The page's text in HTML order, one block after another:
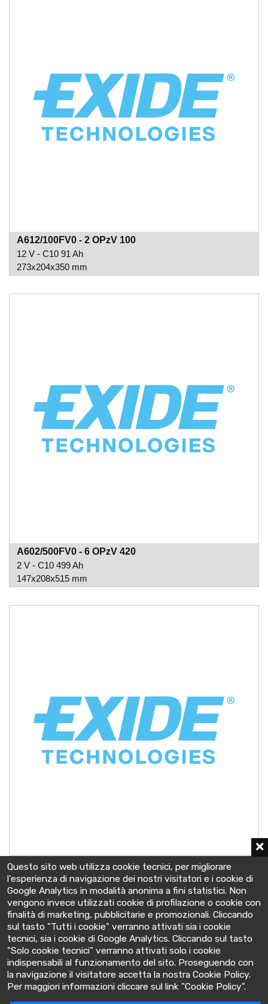
A612/100FV0 - 2 OPzV 100
12 V - C10 91 Ah
273x204x350 mm
A602/500FV0 - 6 OPzV 420
2 V - C10 499 Ah
147x208x515 mm
A602/1010FV0 - 8 OPzV 800
2 V - C10 998 Ah
212x193x690 mm
BatteryClinic
Questo sito web utilizza cookie tecnici, per migliorare
l'esperienza di navigazione dei nostri visitatori e i cookie di
Google Analytics in modalità anonima a fini statistici. Non
vengono invece utilizzati cookie di profilazione o cookie con
finalità di marketing, pubblicitarie e promozionali. Cliccando
sul tasto "Tutti i cookie" verranno attivati sia i cookie
tecnici, sia i cookie di Google Analytics. Cliccando sul tasto
"Solo cookie tecnici" verranno attivati solo i cookie
indispensabili al funzionamento del sito. Proseguendo con
la navigazione il visitatore accetta la nostra Cookie Policy.
Per maggiori informazioni cliccare sul link "Cookie Policy".